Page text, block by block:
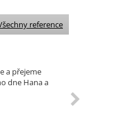
a přejeme
dne Hana a
reference